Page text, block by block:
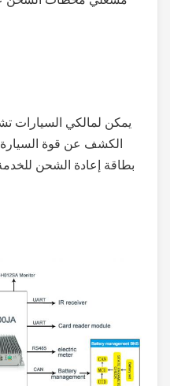
يمكن لمالكي السيارات
الكشف عن قوة السيارة
بطاقة إعادة الشحن للخدمة